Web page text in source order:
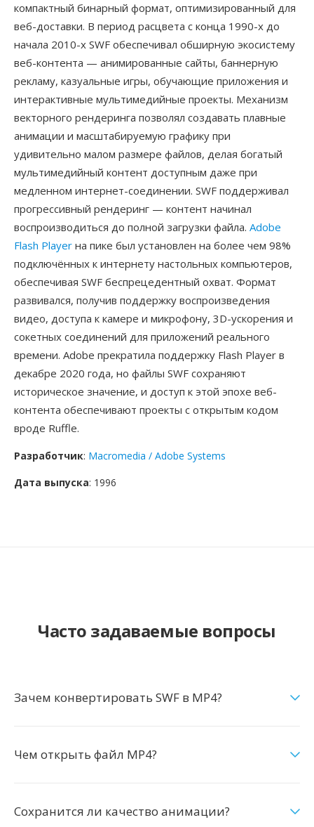
компактный бинарный формат, оптимизированный для
веб-доставки. В период расцвета с конца 1990-х до
начала 2010-х SWF обеспечивал обширную экосистему
веб-контента — анимированные сайты, баннерную
рекламу, казуальные игры, обучающие приложения и
интерактивные мультимедийные проекты. Механизм
векторного рендеринга позволял создавать плавные
анимации и масштабируемую графику при
удивительно малом размере файлов, делая богатый
мультимедийный контент доступным даже при
медленном интернет-соединении. SWF поддерживал
прогрессивный рендеринг — контент начинал
воспроизводиться до полной загрузки файла. Adobe
Flash Player на пике был установлен на более чем 98%
подключённых к интернету настольных компьютеров,
обеспечивая SWF беспрецедентный охват. Формат
развивался, получив поддержку воспроизведения
видео, доступа к камере и микрофону, 3D-ускорения и
сокетных соединений для приложений реального
времени. Adobe прекратила поддержку Flash Player в
декабре 2020 года, но файлы SWF сохраняют
историческое значение, и доступ к этой эпохе веб-
контента обеспечивают проекты с открытым кодом
вроде Ruffle.
Разработчик: Macromedia / Adobe Systems
Дата выпуска: 1996
Часто задаваемые вопросы
Зачем конвертировать SWF в MP4?
Чем открыть файл MP4?
Сохранится ли качество анимации?